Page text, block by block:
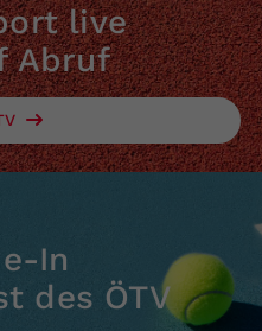
live
Abruf
In
des ÖTV